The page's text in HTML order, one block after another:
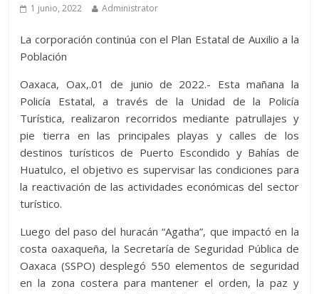
1 junio, 2022 Administrator
La corporación continúa con el Plan Estatal de Auxilio a la
Población
Oaxaca, Oax,.01 de junio de 2022.- Esta mañana la
Policía Estatal, a través de la Unidad de la Policía
Turística, realizaron recorridos mediante patrullajes y
pie tierra en las principales playas y calles de los
destinos turísticos de Puerto Escondido y Bahías de
Huatulco, el objetivo es supervisar las condiciones para
la reactivación de las actividades económicas del sector
turístico.
Luego del paso del huracán “Agatha”, que impactó en la
costa oaxaqueña, la Secretaría de Seguridad Pública de
Oaxaca (SSPO) desplegó 550 elementos de seguridad
en la zona costera para mantener el orden, la paz y